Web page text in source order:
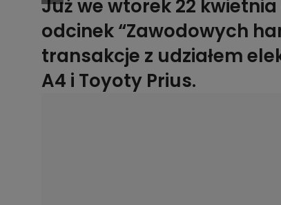
Już we wtorek 22
odcinek “Zawodowych
transakcje z udziałem
A4 i Toyoty Prius.